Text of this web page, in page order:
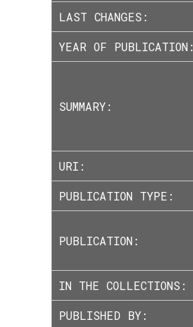
LAST CHANGES:
YEAR OF PUBLICATION:
SUMMARY:
URI:
PUBLICATION TYPE:
PUBLICATION:
IN THE COLLECTIONS:
PUBLISHED BY: